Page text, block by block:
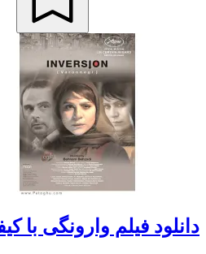
دانلود فیلم وارونگی با